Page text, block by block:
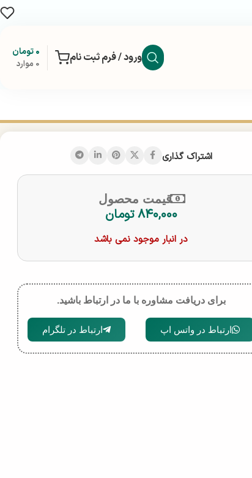
ورود / فرم ثبت نام 0 موارد
۰تومان
اشتراک گذاری
قیمت محصول
۸۴۰,۰۰۰ تومان
در انبار موجود نمی باشد
برای دریافت مشاوره با ما در ارتباط باشید.
ارتباط در واتس اپ ارتباط در تلگرام